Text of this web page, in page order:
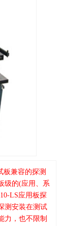
板兼容的探测
级的(应用、系
LS应用板探
测安装在测试
力，也不限制